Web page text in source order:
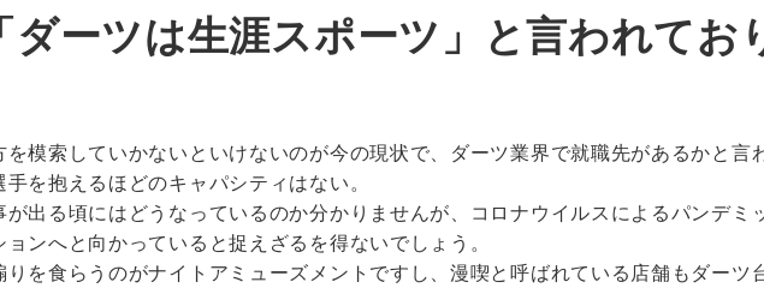
ダーツは生涯スポーツ」と言われて
を模索していかないといけないのが今の現状で、ダーツ業界で就職先があるかと言
を抱えるほどのキャパシティはない。
が出る頃にはどうなっているのか分かりませんが、コロナウイルスによるパンデミ
ンへと向かっていると捉えざるを得ないでしょう。
りを食らうのがナイトアミューズメントですし、漫喫と呼ばれている店舗もダーツ